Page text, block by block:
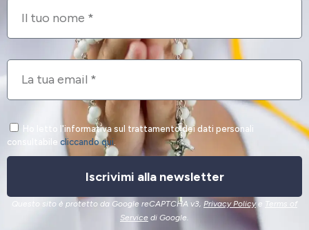
Ho letto l'informativa sul trattamento dei dati personali
consultabile cliccando qui.
Iscrivimi alla newsletter
Questo sito è protetto da Google reCAPTCHA v3, Privacy Policye Terms of
Service di Google.